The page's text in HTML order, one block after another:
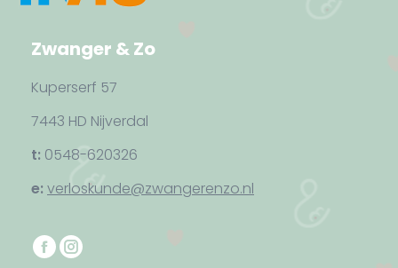
Zwanger & Zo
Kuperserf 57
7443 HD Nijverdal
t: 0548-620326
e: verloskunde@zwangerenzo.nl
Vind ons op:
F
I